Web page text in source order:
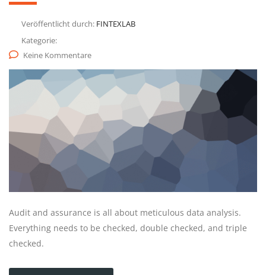
Veröffentlicht durch: FINTEXLAB
Kategorie:
Keine Kommentare
Audit and assurance is all about meticulous data analysis.
Everything needs to be checked, double checked, and triple
checked.